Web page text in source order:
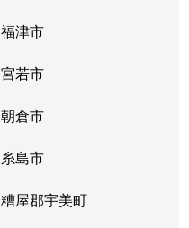
福津市
宮若市
朝倉市
糸島市
糟屋郡宇美町